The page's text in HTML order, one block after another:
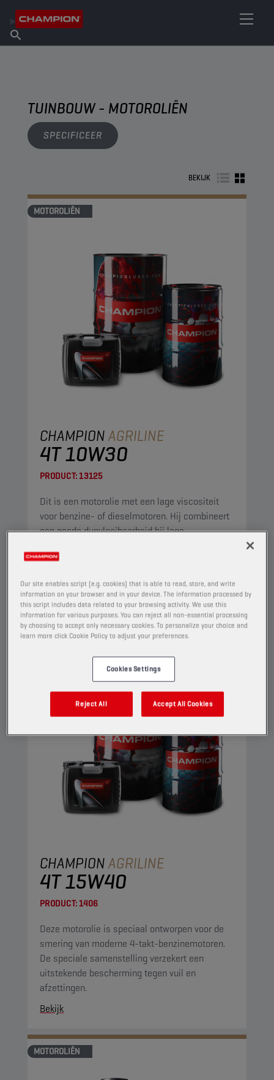
Over Champion
Vind een verkooppunt
TUINBOUW - MOTOROLIËN
SPECIFICEER
BEKIJK
MOTOROLIËN
CHAMPIONAGRILINE
4T 10W30
PRODUCT:13125
Dit is een motorolie met een lage viscositeit
voor benzine- of dieselmotoren. Hij combineert
een goede dunvloeibaarheid bij lage
behoud van uitstekende reinigende en
Bekijk
MOTOROLIËN
CHAMPIONAGRILINE
4T 15W40
PRODUCT:1406
Deze motorolie is speciaal ontworpen voor de
smering van moderne 4-takt-benzinemotoren.
De speciale samenstelling verzekert een
uitstekende bescherming tegen vuil en
afzettingen.
Bekijk
MOTOROLIËN
Our site enables script (e.g. cookies) that is able to read, store, and write
information on your browser and in your device. The information processed by
this script includes data related to your browsing activity. We use this
information for various purposes. You can reject all non-essential processing
by choosing to accept only necessary cookies. To personalize your choice and
learn more click Cookie Policy to adjust your preferences.
Cookies Settings
Reject All Accept All Cookies